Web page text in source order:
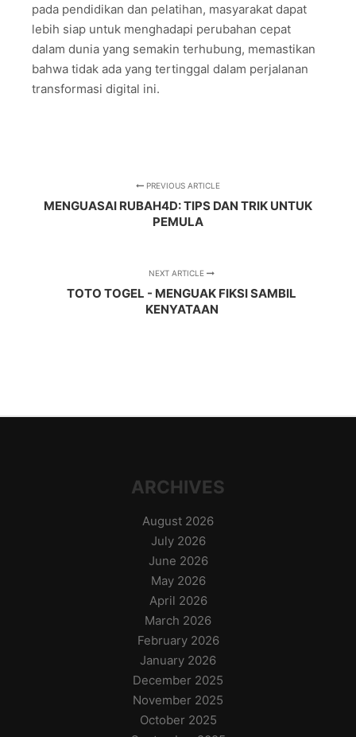
pada pendidikan dan pelatihan, masyarakat dapat
lebih siap untuk menghadapi perubahan cepat
dalam dunia yang semakin terhubung, memastikan
bahwa tidak ada yang tertinggal dalam perjalanan
transformasi digital ini.
PREVIOUS ARTICLE
MENGUASAI RUBAH4D: TIPS DAN TRIK UNTUK
PEMULA
NEXT ARTICLE
TOTO TOGEL - MENGUAK FIKSI SAMBIL
KENYATAAN
ARCHIVES
August 2026
July 2026
June 2026
May 2026
April 2026
March 2026
February 2026
January 2026
December 2025
November 2025
October 2025